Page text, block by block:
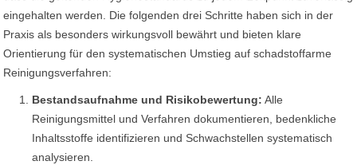
eingehalten werden. Die folgenden drei Schritte haben sich in der
Praxis als besonders wirkungsvoll bewährt und bieten klare
Orientierung für den systematischen Umstieg auf schadstoffarme
Reinigungsverfahren:
Bestandsaufnahme und Risikobewertung: Alle
Reinigungsmittel und Verfahren dokumentieren, bedenkliche
Inhaltsstoffe identifizieren und Schwachstellen systematisch
analysieren.